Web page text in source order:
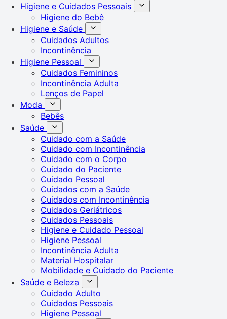
Higiene e Cuidados Pessoais
Higiene do Bebê
Higiene e Saúde
Cuidados Adultos
Incontinência
Higiene Pessoal
Cuidados Femininos
Incontinência Adulta
Lenços de Papel
Moda
Bebês
Saúde
Cuidado com a Saúde
Cuidado com Incontinência
Cuidado com o Corpo
Cuidado do Paciente
Cuidado Pessoal
Cuidados com a Saúde
Cuidados com Incontinência
Cuidados Geriátricos
Cuidados Pessoais
Higiene e Cuidado Pessoal
Higiene Pessoal
Incontinência Adulta
Material Hospitalar
Mobilidade e Cuidado do Paciente
Saúde e Beleza
Cuidado Adulto
Cuidados Pessoais
Higiene Pessoal